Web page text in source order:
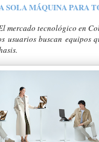
SOLA MÁQUINA PARA
mercado tecnológico en
usuarios buscan equipos